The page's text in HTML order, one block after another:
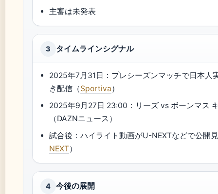
主審は未発表
3 タイムラインシグナル
2025年7月31日：プレシーズンマッチで日本人
き配信（Sportiva）
2025年9月27日 23:00：リーズ vs ボーンマス
（DAZNニュース）
試合後：ハイライト動画がU-NEXTなどで公開
NEXT）
4 今後の展開